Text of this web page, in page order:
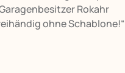
Rokahr
ohne Schablone!“